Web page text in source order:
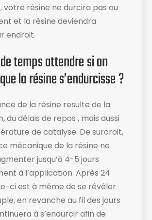
votre résine ne durcira pas ou
et la résine deviendra
endroit.
temps attendre si on
la résine s’endurcisse ?
de la résine resulte de la
du délais de repos , mais aussi
de catalyse. De surcroit,
mécanique de la résine ne
jusqu’à 4-5 jours
à l’application. Après 24
ci est à même de se révéler
en revanche au fil des jours
à s’endurcir afin de